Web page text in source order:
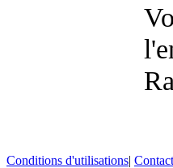
Conditions d'utilisations|